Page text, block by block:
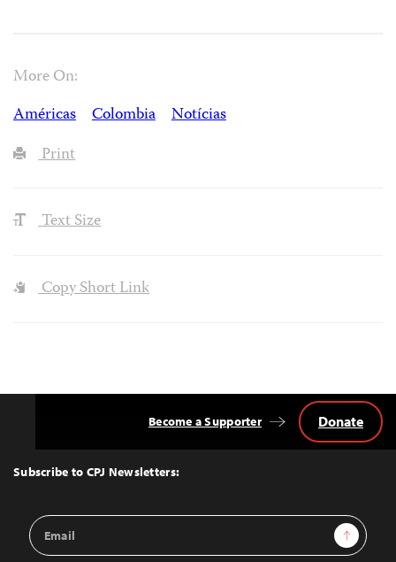
More On:
Américas
Colombia
Notícias
Print
Text Size
Copy Short Link
Top
Subscribe to CPJ Newsletters:
Email
Address
Sign Up
Become a Supporter Donate